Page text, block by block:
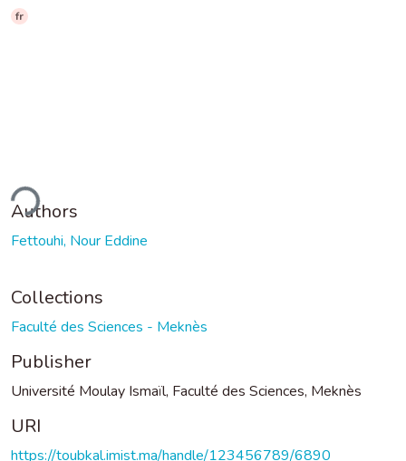
fr
Authors
Fettouhi, Nour Eddine
Collections
Faculté des Sciences - Meknès
Publisher
Université Moulay Ismaïl, Faculté des Sciences, Meknès
URI
https://toubkal.imist.ma/handle/123456789/6890